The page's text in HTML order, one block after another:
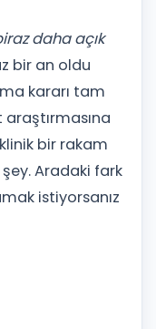
daha açık
bir an oldu
kararı tam
bir rakam
Aradaki fark
istiyorsanız